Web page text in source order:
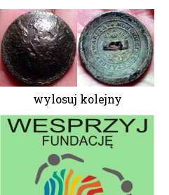
wylosuj kolejny